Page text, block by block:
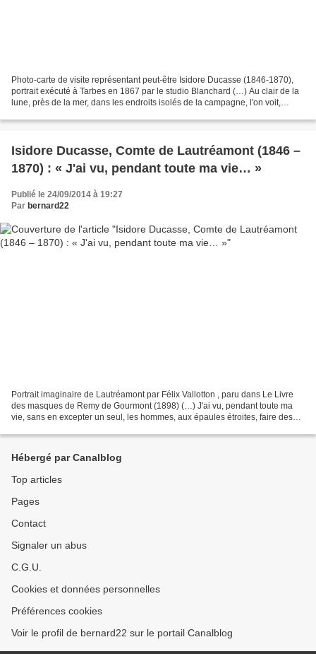
Photo-carte de visite représentant peut-être Isidore Ducasse (1846-1870),
portrait exécuté à Tarbes en 1867 par le studio Blanchard (…) Au clair de la
lune, près de la mer, dans les endroits isolés de la campagne, l'on voit,
Isidore Ducasse, Comte de Lautréamont (1846 –
1870) : « J'ai vu, pendant toute ma vie… »
Publié le 24/09/2014 à 19:27
Par bernard22
Portrait imaginaire de Lautréamont par Félix Vallotton , paru dans Le Livre
des masques de Remy de Gourmont (1898) (…) J'ai vu, pendant toute ma
vie, sans en excepter un seul, les hommes, aux épaules étroites, faire des
Hébergé par Canalblog
Top articles
Pages
Contact
Signaler un abus
C.G.U.
Cookies et données personnelles
Préférences cookies
Voir le profil de bernard22 sur le portail Canalblog